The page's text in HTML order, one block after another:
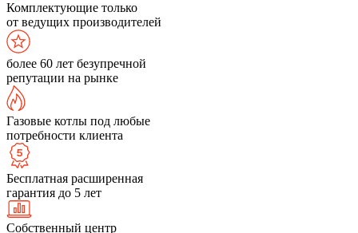
Комплектующие только
от ведущих производителей
более 60 лет безупречной
репутации на рынке
Газовые котлы под любые
потребности клиента
Бесплатная расширенная
гарантия до 5 лет
Собственный центр